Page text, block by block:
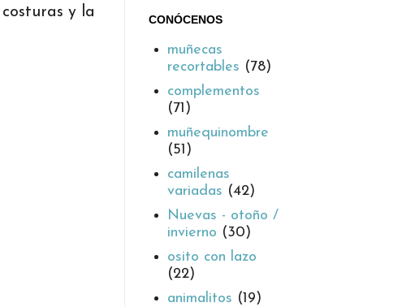
y la
CONÓCENOS
muñecas
recortables (78)
complementos
(71)
muñequinombre
(51)
camilenas
variadas (42)
Nuevas - otoño /
invierno (30)
osito con lazo
(22)
animalitos (19)